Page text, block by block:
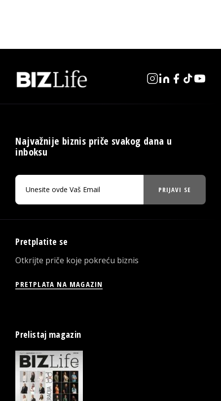
Najvažnije biznis priče svakog dana u
inboksu
PRIJAVI SE
Pretplatite se
Otkrijte priče koje pokreću biznis
PRETPLATA NA MAGAZIN
Prelistaj magazin